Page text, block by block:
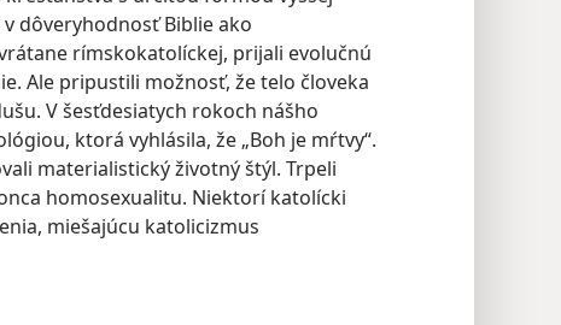
dôveryhodnosť Biblie ako
rímskokatolíckej, prijali evolučnú
Ale pripustili možnosť, že telo človeka
V šesťdesiatych rokoch nášho
ktorá vyhlásila, že „Boh je mŕtvy“.
materialistický životný štýl. Trpeli
homosexualitu. Niektorí katolícki
miešajúcu katolicizmus